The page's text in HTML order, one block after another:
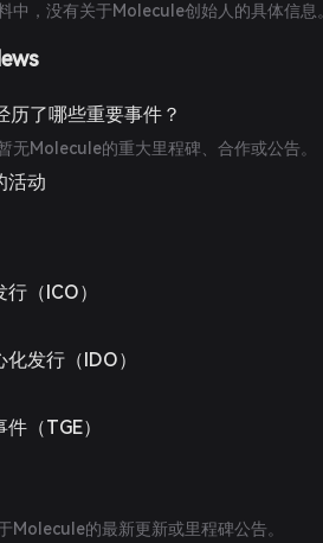
中，没有关于Molecule创始人的具体信息
历了哪些重要事件？
无Molecule的重大里程碑、合作或公告。
活动
（ICO）
发行（IDO）
（TGE）
Molecule的最新更新或里程碑公告。